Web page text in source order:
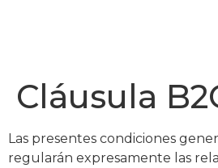
Cláusula
Las presentes condiciones
regularán expresamente las